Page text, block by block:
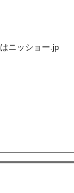
ニッショー.jp